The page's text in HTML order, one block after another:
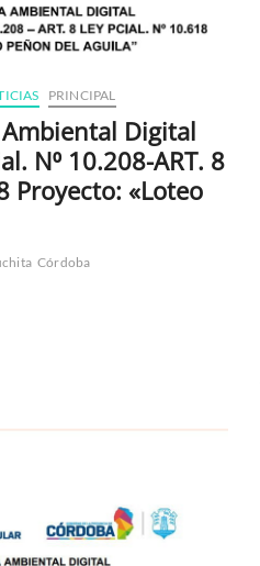
PRINCIPAL
Digital
N⁰ 10.208-ART. 8
Proyecto: «Loteo
Córdoba